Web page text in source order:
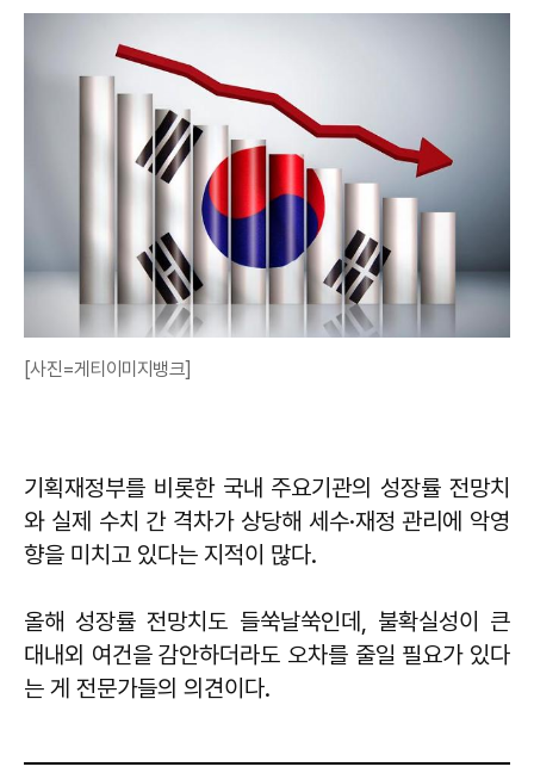
[사진=게티이미지뱅크]
기획재정부를 비롯한 국내 주요기관의 성장률 전망치
와 실제 수치 간 격차가 상당해 세수·재정 관리에 악영
향을 미치고 있다는 지적이 많다.
올해 성장률 전망치도 들쑥날쑥인데, 불확실성이 큰
대내외 여건을 감안하더라도 오차를 줄일 필요가 있다
는 게 전문가들의 의견이다.